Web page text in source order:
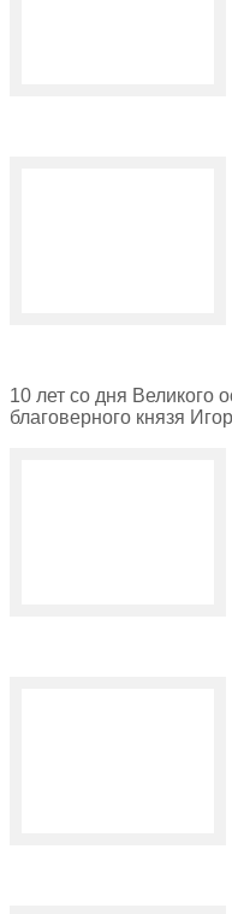
10 лет со дня Великого
благоверного князя